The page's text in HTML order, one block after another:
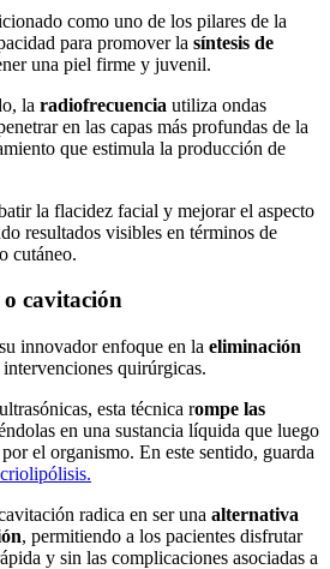
como uno de los pilares de la
para promover la síntesis de
una piel firme y juvenil.
la radiofrecuencia utiliza ondas
en las capas más profundas de la
que estimula la producción de
la flacidez facial y mejorar el aspecto
resultados visibles en términos de
cutáneo.
cavitación
innovador enfoque en la eliminación
quirúrgicas.
esta técnica rompe las
en una sustancia líquida que luego
el organismo. En este sentido, guarda
criolipólisis.
radica en ser una alternativa
, permitiendo a los pacientes disfrutar
y sin las complicaciones asociadas a